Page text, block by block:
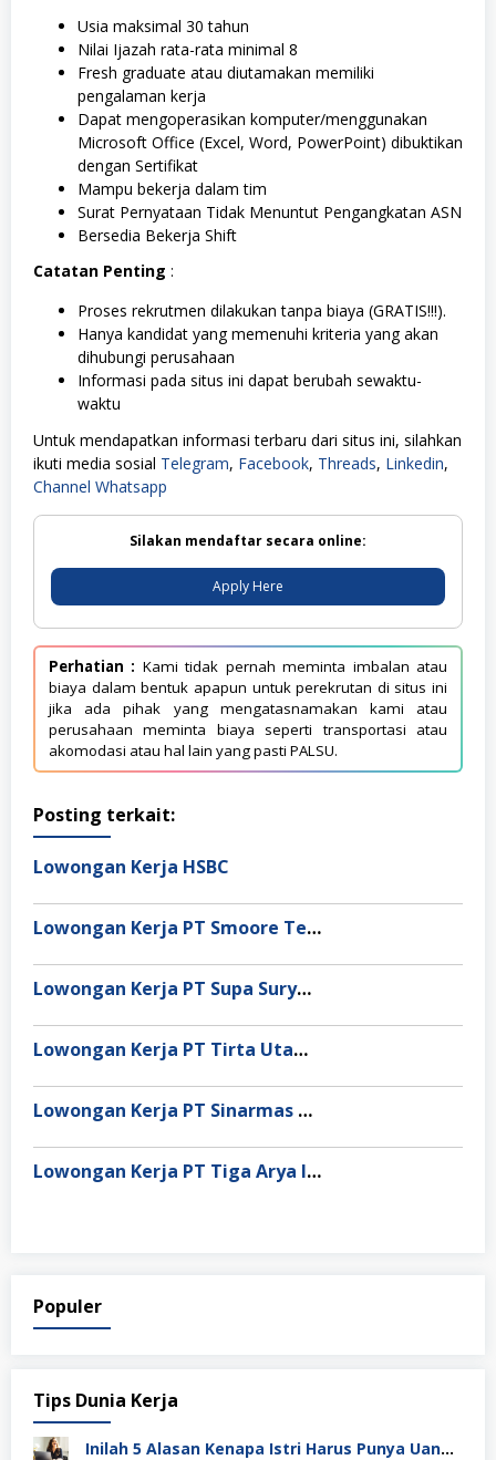
Usia maksimal 30 tahun
Nilai Ijazah rata-rata minimal 8
Fresh graduate atau diutamakan memiliki
pengalaman kerja
Dapat mengoperasikan komputer/menggunakan
Microsoft Office (Excel, Word, PowerPoint) dibuktikan
dengan Sertifikat
Mampu bekerja dalam tim
Surat Pernyataan Tidak Menuntut Pengangkatan ASN
Bersedia Bekerja Shift
Catatan Penting :
Proses rekrutmen dilakukan tanpa biaya (GRATIS!!!).
Hanya kandidat yang memenuhi kriteria yang akan
dihubungi perusahaan
Informasi pada situs ini dapat berubah sewaktu-
waktu
Untuk mendapatkan informasi terbaru dari situs ini, silahkan
ikuti media sosial Telegram, Facebook, Threads, Linkedin,
Channel Whatsapp
Silakan mendaftar secara online:
Apply Here
Perhatian : Kami tidak pernah meminta imbalan atau
biaya dalam bentuk apapun untuk perekrutan di situs ini
jika ada pihak yang mengatasnamakan kami atau
perusahaan meminta biaya seperti transportasi atau
akomodasi atau hal lain yang pasti PALSU.
Posting terkait:
Lowongan Kerja HSBC
Lowongan Kerja PT Smoore Technology Indonesia
Lowongan Kerja PT Supa Surya Niaga
Lowongan Kerja PT Tirta Utama Abadi
Lowongan Kerja PT Sinarmas Distribusi Nusantara
Lowongan Kerja PT Tiga Arya Inggil
Populer
Tips Dunia Kerja
Inilah 5 Alasan Kenapa Istri Harus Punya Uang Sendiri Setelah Menikah